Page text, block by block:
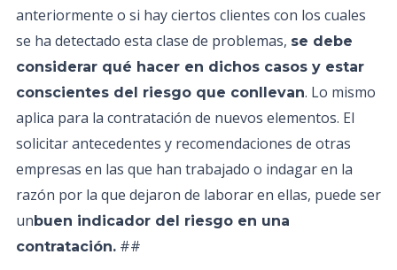
anteriormente o si hay ciertos clientes con los cuales
se ha detectado esta clase de problemas, se debe
considerar qué hacer en dichos casos y estar
conscientes del riesgo que conllevan. Lo mismo
aplica para la contratación de nuevos elementos. El
solicitar antecedentes y recomendaciones de otras
empresas en las que han trabajado o indagar en la
razón por la que dejaron de laborar en ellas, puede ser
unbuen indicador del riesgo en una
contratación. ##